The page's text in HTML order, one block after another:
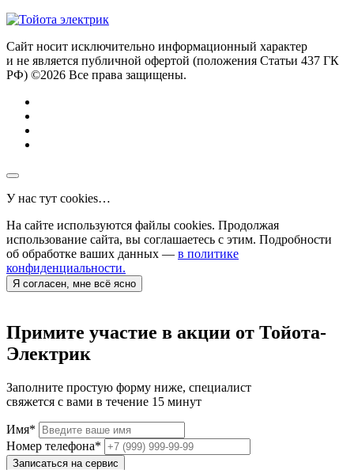
Сайт носит исключительно информационный характер
и не является публичной офертой (положения Статьи 437 ГК
РФ) ©2026 Все права защищены.
У нас тут cookies…
На сайте используются файлы cookies. Продолжая
использование сайта, вы соглашаетесь с этим. Подробности
об обработке ваших данных — в политике
конфиденциальности.
Я согласен, мне всё ясно
Примите участие в акции от Тойота-
Электрик
Заполните простую форму ниже, специалист
свяжется с вами в течение 15 минут
Имя*
Номер телефона*
Записаться на сервис